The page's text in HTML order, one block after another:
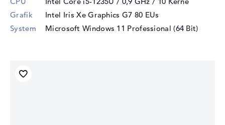
Grafik
Intel Iris Xe Graphics G7 80 EUs
System
Microsoft Windows 11 Professional (64 Bit)